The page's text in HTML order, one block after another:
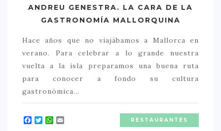
ESCAPADAS
EVENTOS POP UP
GOURMET
HEALTHY
MAPA
POR SUS BAÑOS…
ANDREU GENESTRA. LA CARA DE LA
GASTRONOMÍA MALLORQUINA
Hace años que no viajábamos a Mallorca en
verano. Para celebrar a lo grande nuestra
vuelta a la isla preparamos una buena ruta
para conocer a fondo su cultura
gastronómica…
Facebook
Twitter
WhatsApp RESTAURANTES